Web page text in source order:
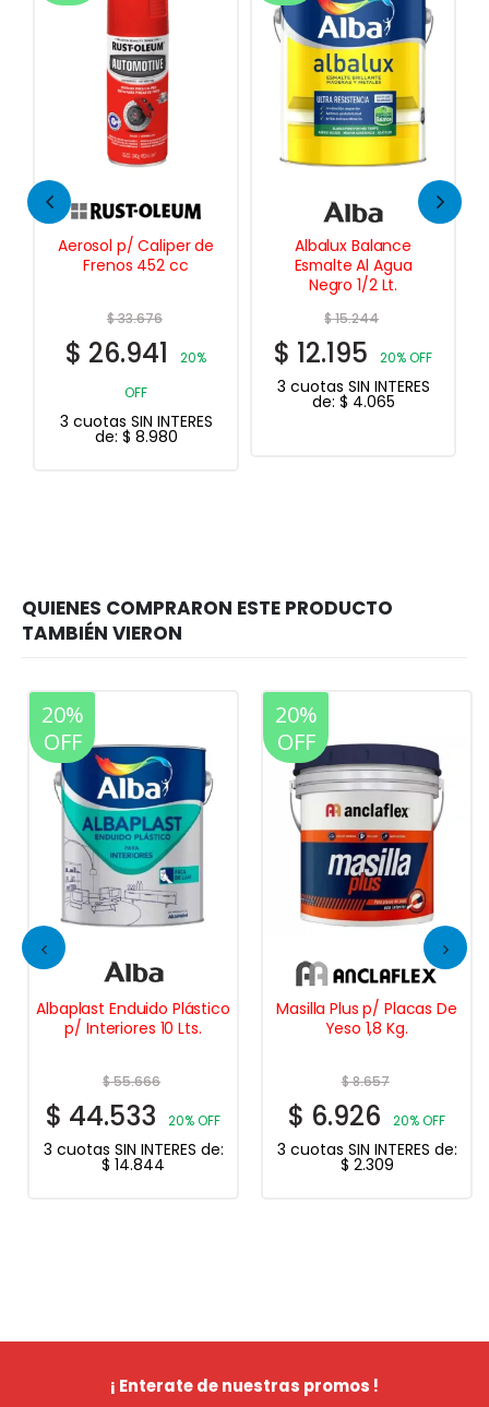
Albalux Balance
Esmalte Al Agua
$15.244
$12.195 20% OFF
3 cuotas SIN INTERES
$4.065
Albaplast Enduido
Plástico p/ Interiores
10 Lts.
$55.666
$ 44.533
20%
OFF
20%
OFF
Albaplast Enduido Plástico
p/ Interiores 10 Lts.
$55.666
$ 44.533 20% OFF
3 cuotas SIN INTERES de:
$ 14.844
20%
OFF
Masilla Plus p/ Placas De
Yeso 1,8 Kg.
$8.657
$ 6.926 20% OFF
3 cuotas SIN INTERES de:
$ 2.309
¡ Enterate de nuestras promos !